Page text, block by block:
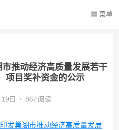
菜单
推动经济高质量发展若干
项目奖补资金的公示
日 • 867 阅读
发巢湖市推动经济高质量发展